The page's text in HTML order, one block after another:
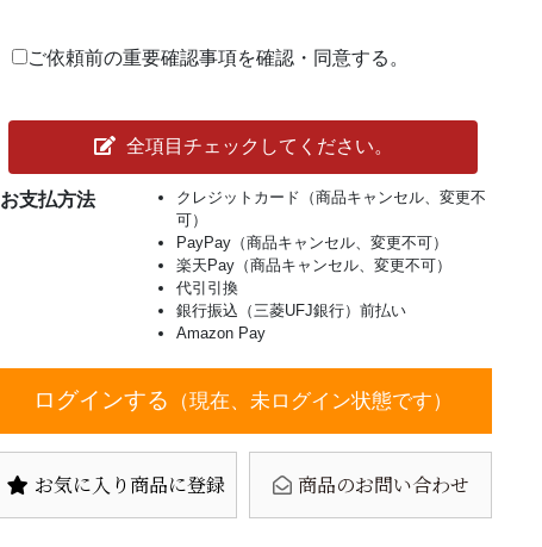
ご依頼前の重要確認事項を確認・同意する。
全項目チェックしてください。
お支払方法
クレジットカード（商品キャンセル、変更不
可）
PayPay（商品キャンセル、変更不可）
楽天Pay（商品キャンセル、変更不可）
代引引換
銀行振込（三菱UFJ銀行）前払い
Amazon Pay
ログインする （現在、未ログイン状態です）
お気に入り商品に登録 商品のお問い合わせ